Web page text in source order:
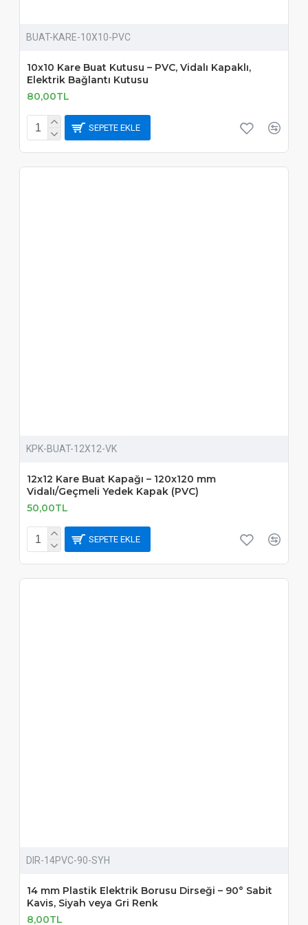
BUAT-KARE-10X10-PVC
10x10 Kare Buat Kutusu – PVC, Vidalı Kapaklı,
Elektrik Bağlantı Kutusu
80,00TL
SEPETE EKLE
KPK-BUAT-12X12-VK
12x12 Kare Buat Kapağı – 120x120 mm
Vidalı/Geçmeli Yedek Kapak (PVC)
50,00TL
SEPETE EKLE
DIR-14PVC-90-SYH
14 mm Plastik Elektrik Borusu Dirseği – 90° Sabit
Kavis, Siyah veya Gri Renk
8,00TL